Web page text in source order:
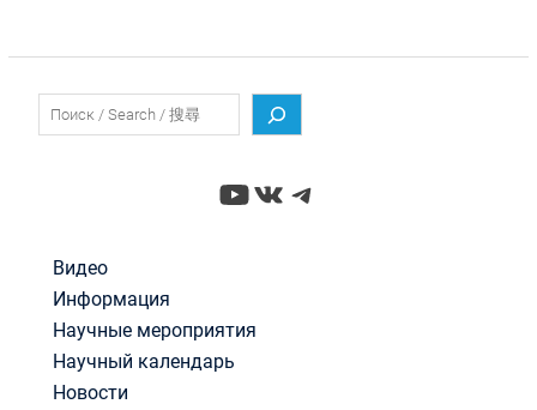
YouTube
ВКонтакте
Telegram
Видео
Информация
Научные мероприятия
Научный календарь
Новости